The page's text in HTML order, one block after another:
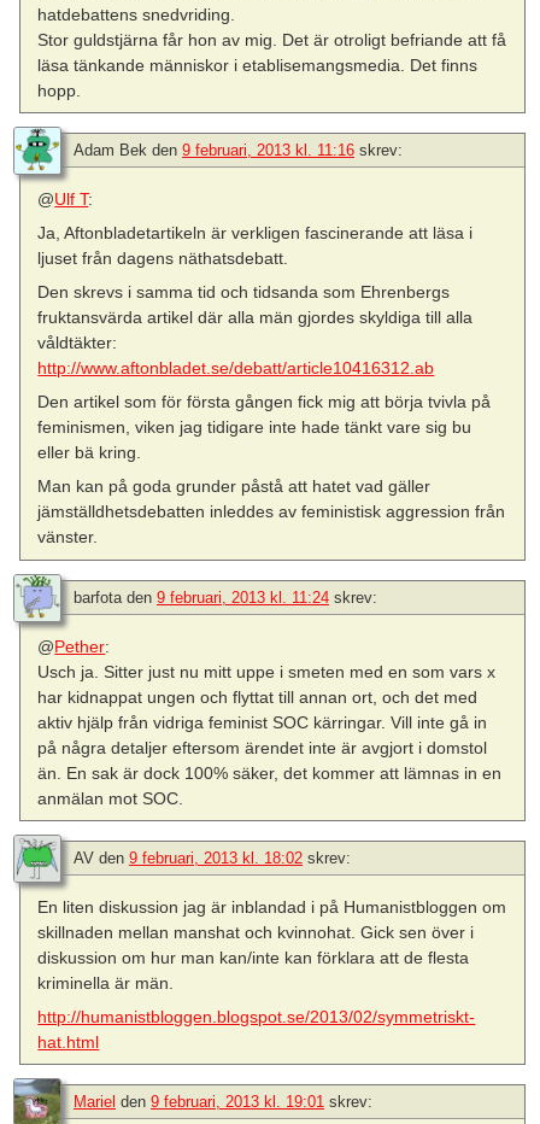
hatdebattens snedvriding.
Stor guldstjärna får hon av mig. Det är otroligt befriande att få
läsa tänkande människor i etablisemangsmedia. Det finns
hopp.
Adam Bek den 9 februari, 2013 kl. 11:16 skrev:
@Ulf T:
Ja, Aftonbladetartikeln är verkligen fascinerande att läsa i
ljuset från dagens näthatsdebatt.
Den skrevs i samma tid och tidsanda som Ehrenbergs
fruktansvärda artikel där alla män gjordes skyldiga till alla
våldtäkter:
http://www.aftonbladet.se/debatt/article10416312.ab
Den artikel som för första gången fick mig att börja tvivla på
feminismen, viken jag tidigare inte hade tänkt vare sig bu
eller bä kring.
Man kan på goda grunder påstå att hatet vad gäller
jämställdhetsdebatten inleddes av feministisk aggression från
vänster.
barfota den 9 februari, 2013 kl. 11:24 skrev:
@Pether:
Usch ja. Sitter just nu mitt uppe i smeten med en som vars x
har kidnappat ungen och flyttat till annan ort, och det med
aktiv hjälp från vidriga feminist SOC kärringar. Vill inte gå in
på några detaljer eftersom ärendet inte är avgjort i domstol
än. En sak är dock 100% säker, det kommer att lämnas in en
anmälan mot SOC.
AV den 9 februari, 2013 kl. 18:02 skrev:
En liten diskussion jag är inblandad i på Humanistbloggen om
skillnaden mellan manshat och kvinnohat. Gick sen över i
diskussion om hur man kan/inte kan förklara att de flesta
kriminella är män.
http://humanistbloggen.blogspot.se/2013/02/symmetriskt-
hat.html
Mariel den 9 februari, 2013 kl. 19:01 skrev: